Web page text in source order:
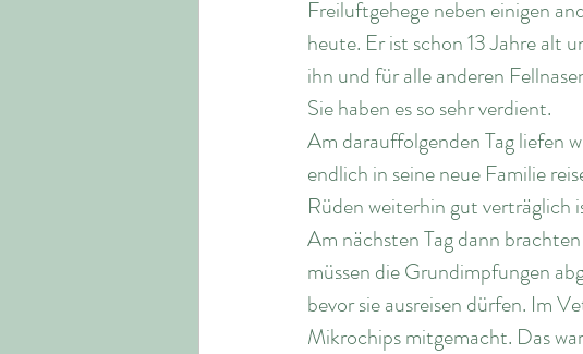
Freiluftgehege neben einigen
heute. Er ist schon 13 Jahre alt
ihn und für alle anderen
Sie haben es so sehr verdient.
Am darauffolgenden Tag liefen
endlich in seine neue Familie
Rüden weiterhin gut verträglich
Am nächsten Tag dann
müssen die Grundimpfungen
bevor sie ausreisen dürfen. Im
Mikrochips mitgemacht. Das